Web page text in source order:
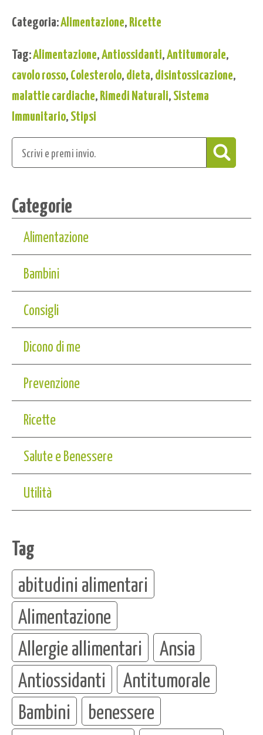
Categoria:Alimentazione,Ricette
Tag:Alimentazione,Antiossidanti,Antitumorale,
cavolo rosso,Colesterolo,dieta,disintossicazione,
malattie cardiache,Rimedi Naturali,Sistema
Immunitario,Stipsi
Categorie
Alimentazione
Bambini
Consigli
Dicono di me
Prevenzione
Ricette
Salute e Benessere
Utilità
Tag
abitudini alimentari
Alimentazione
Allergie allimentari
Ansia
Antiossidanti
Antitumorale
Bambini
benessere